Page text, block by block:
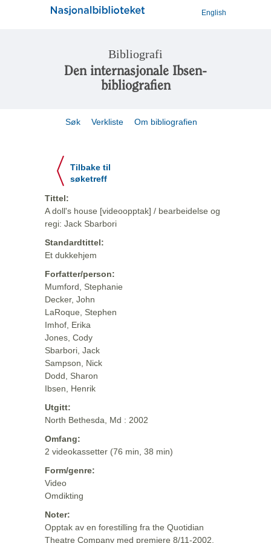
English
Bibliografi
Den internasjonale Ibsen-
bibliografien
Søk Verkliste Om bibliografien
Tilbake til
søketreff
Tittel:
A doll's house [videoopptak] / bearbeidelse og
regi: Jack Sbarbori
Standardtittel:
Et dukkehjem
Forfatter/person:
Mumford, Stephanie
Decker, John
LaRoque, Stephen
Imhof, Erika
Jones, Cody
Sbarbori, Jack
Sampson, Nick
Dodd, Sharon
Ibsen, Henrik
Utgitt:
North Bethesda, Md : 2002
Omfang:
2 videokassetter (76 min, 38 min)
Form/genre:
Video
Omdikting
Noter:
Opptak av en forestilling fra the Quotidian
Theatre Company med premiere 8/11-2002.